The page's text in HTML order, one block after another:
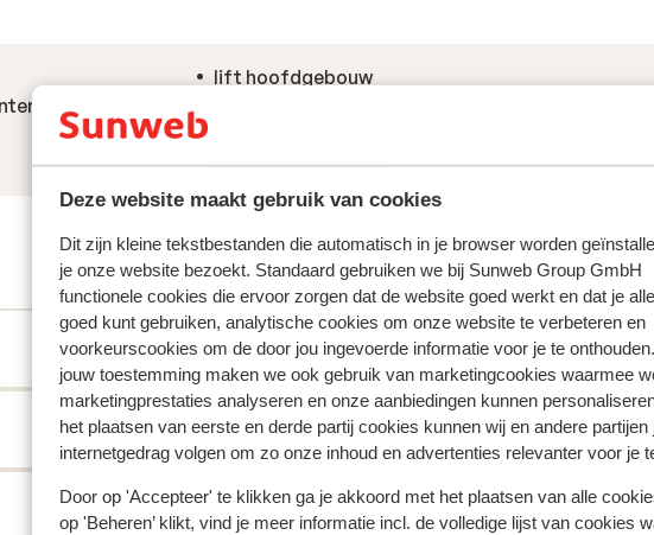
Deze website maakt gebruik van cookies
Dit zijn kleine tekstbestanden die automatisch in je browser worden
je onze website bezoekt. Standaard gebruiken we bij Sunweb Group GmbH
functionele cookies die ervoor zorgen dat de website goed werkt en dat je
goed kunt gebruiken, analytische cookies om onze website te verbeteren en
voorkeurscookies om de door jou ingevoerde informatie voor je te
jouw toestemming maken we ook gebruik van marketingcookies waarmee
marketingprestaties analyseren en onze aanbiedingen kunnen
het plaatsen van eerste en derde partij cookies kunnen wij en andere partijen
internetgedrag volgen om zo onze inhoud en advertenties relevanter voor je
Door op 'Accepteer' te klikken ga je akkoord met het plaatsen van alle
op 'Beheren’ klikt, vind je meer informatie incl. de volledige lijst van cookies
179
lift hoofdgebouw
schoonmaak kamer